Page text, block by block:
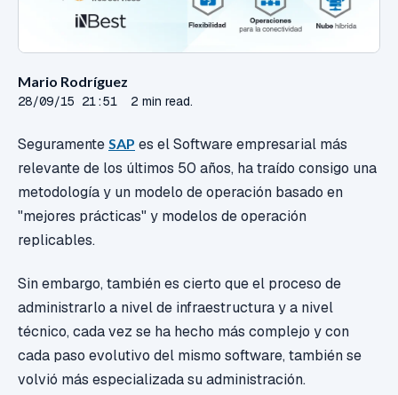
Mario Rodríguez
28/09/15 21:51 2 min read.
Seguramente SAP es el Software empresarial más
relevante de los últimos 50 años, ha traído consigo una
metodología y un modelo de operación basado en
"mejores prácticas" y modelos de operación
replicables.
Sin embargo, también es cierto que el proceso de
administrarlo a nivel de infraestructura y a nivel
técnico, cada vez se ha hecho más complejo y con
cada paso evolutivo del mismo software, también se
volvió más especializada su administración.